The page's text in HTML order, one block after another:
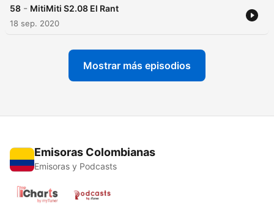
58 - MitiMiti S2.08 El Rant
18 sep. 2020
Mostrar más episodios
Emisoras Colombianas
Emisoras y Podcasts